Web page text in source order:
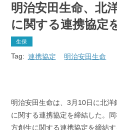
明治安田生命、北
に関する連携協定
生保
Tag: 連携協定 明治安田生命
明治安田生命は、3月10日に北
に関する連携協定を締結した。
方創生に関する連携協定を締結